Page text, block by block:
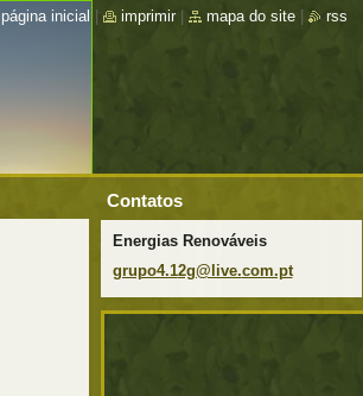
Contatos
Energias Renováveis
grupo4.12g@live.com.pt
página inicial imprimir mapa do site rss